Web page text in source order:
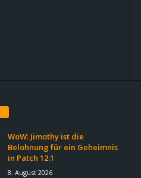
WoW: Jimothy ist die
Belohnung für ein Geheimnis
in Patch 12.1
8. August 2026